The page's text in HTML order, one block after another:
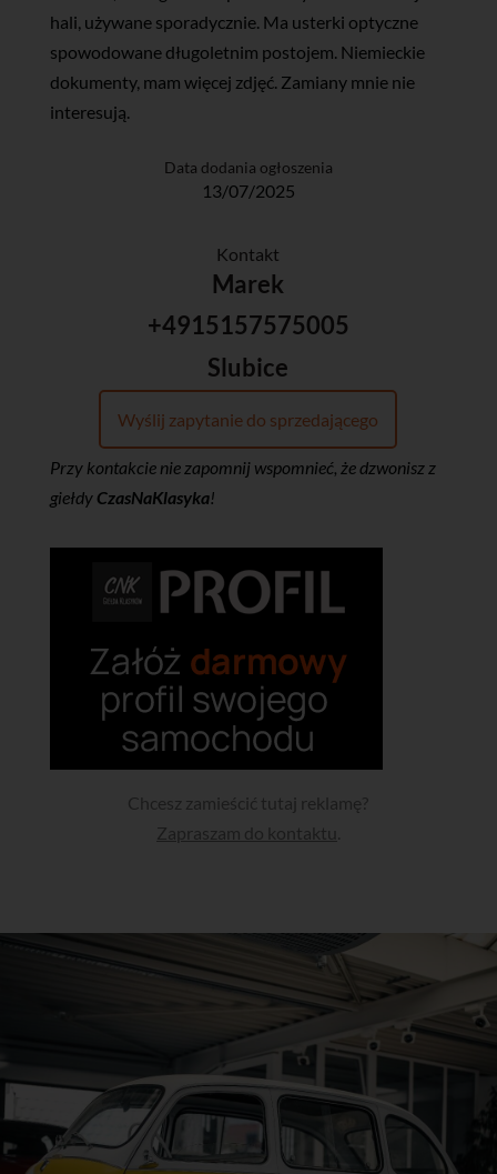
hali, używane sporadycznie. Ma usterki optyczne
spowodowane długoletnim postojem. Niemieckie
dokumenty, mam więcej zdjęć. Zamiany mnie nie
interesują.
Data dodania ogłoszenia
13/07/2025
Kontakt
Marek
+4915157575005
Slubice
Wyślij zapytanie do sprzedającego
Przy kontakcie nie zapomnij wspomnieć, że dzwonisz z
giełdy CzasNaKlasyka!
Chcesz zamieścić tutaj reklamę?
Zapraszam do kontaktu